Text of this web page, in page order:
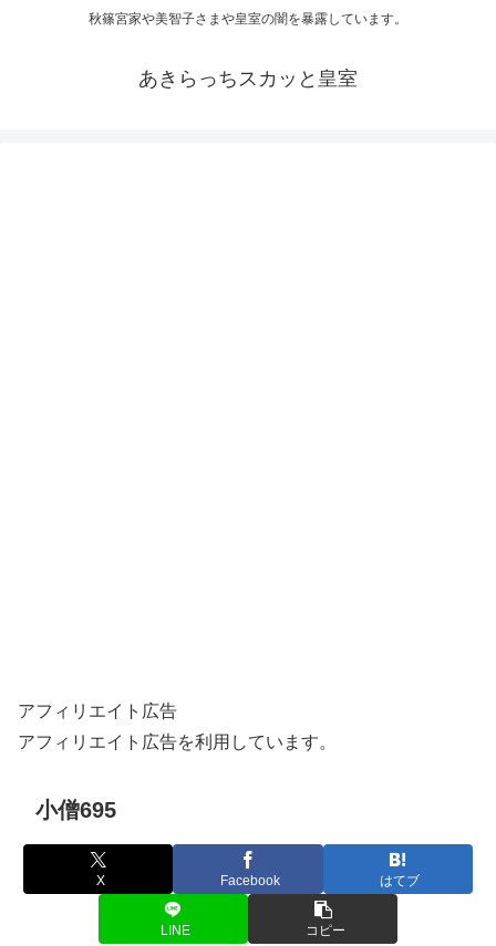
秋篠宮家や美智子さまや皇室の闇を暴露しています。
あきらっちスカッと皇室
アフィリエイト広告
アフィリエイト広告を利用しています。
小僧695
X Facebook はてブ
LINE コピー